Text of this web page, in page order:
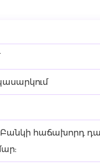
Բանկի հաճախորդ